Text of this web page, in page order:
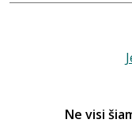
Ne visi